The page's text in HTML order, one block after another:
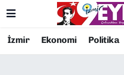
İzmir Ekonomi Politika
Resmi İlanlar
Konak Nöbetçi Eczaneler